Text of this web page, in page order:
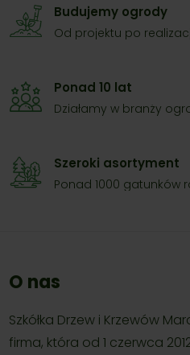
Budujemy ogrody
Od projektu po
Ponad 10 lat
Działamy w branży
Szeroki asortyment
Ponad 1000 gatunków
O nas
Szkółka Drzew i Krzewów
firma, która od 1 czerwca